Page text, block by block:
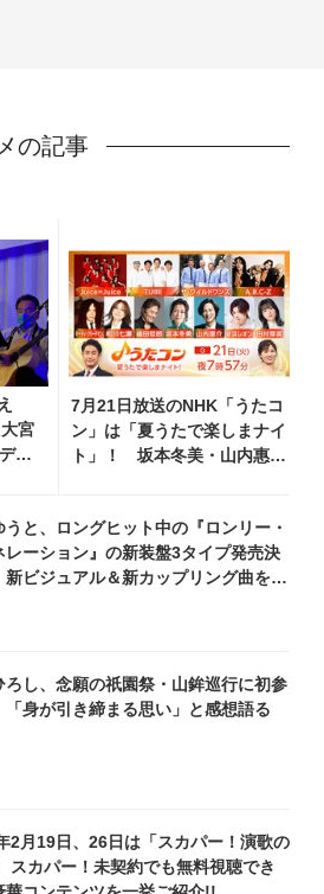
の記事
宮
ィ
7月21日放送のNHK「うたコ
ン」は「夏うたで楽しまナイ
ト」！ 坂本冬美・山内惠
うと、ロングヒット中の『ロンリー・
レーション』の新装盤3タイプ発売決
ビジュアル＆新カップリング曲を発
ろし、念願の祇園祭・山鉾巡行に初参
身が引き締まる思い」と感想語る
2月19日、26日は「スカパー！演歌の
スカパー！未契約でも無料視聴でき